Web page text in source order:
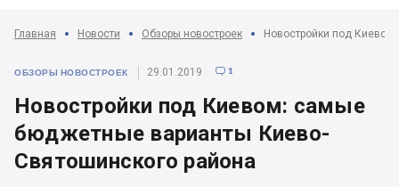
Главная Новости Обзоры новостроек
ОБЗОРЫ НОВОСТРОЕК 29.01.2019  1
Новостройки под Киевом: самые
бюджетные варианты Киево-
Святошинского района